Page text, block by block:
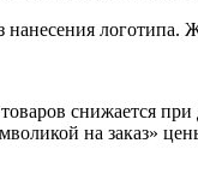
логотипа.
снижается
на заказ»